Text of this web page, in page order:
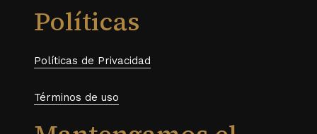
Políticas
Políticas de Privacidad
Términos de uso